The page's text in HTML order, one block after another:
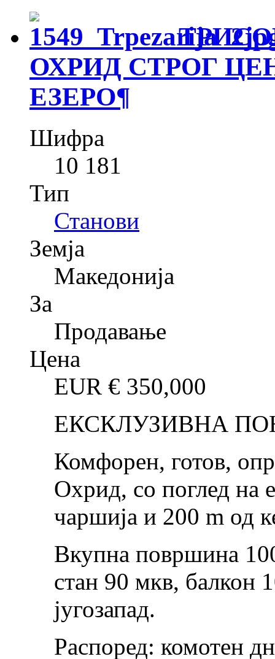
ОХРИД СТРОГ
ЕЗЕРО¶
Шифра
10 181
Тип
Станови
Земја
Македонија
За
Продавање
Цена
EUR € 350,000
ЕКСКЛУЗИВНА
Комфорен, готов,
Охрид, со поглед на
чаршија и 200 m од
Вкупна површина
стан 90 мкв, балкон
југозапад.
Распоред: комотен